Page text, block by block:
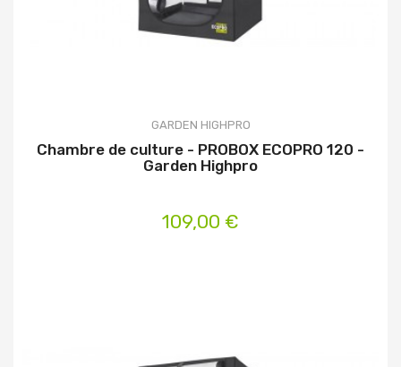
GARDEN HIGHPRO
Chambre de culture - PROBOX ECOPRO 120 -
Garden Highpro
109,00 €